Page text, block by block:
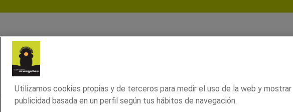
Ofertas y promociones
Utilizamos cookies propias y de terceros para medir el uso de la web y mostrar
publicidad basada en un perfil según tus hábitos de navegación.